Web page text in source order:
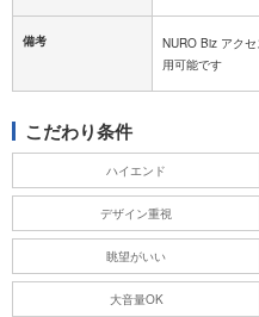
備考
NURO Biz アク
用可能です
こだわり条件
ハイエンド
デザイン重視
眺望がいい
大音量OK